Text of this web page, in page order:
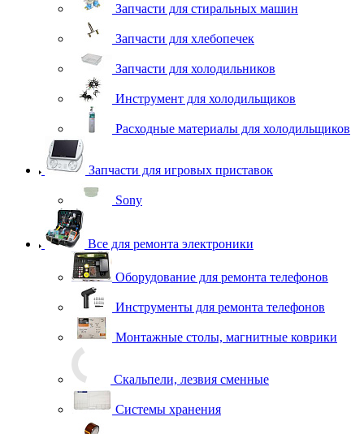
Запчасти для стиральных машин
Запчасти для хлебопечек
Запчасти для холодильников
Инструмент для холодильщиков
Расходные материалы для холодильщиков
Запчасти для игровых приставок
Sony
Все для ремонта электроники
Оборудование для ремонта телефонов
Инструменты для ремонта телефонов
Монтажные столы, магнитные коврики